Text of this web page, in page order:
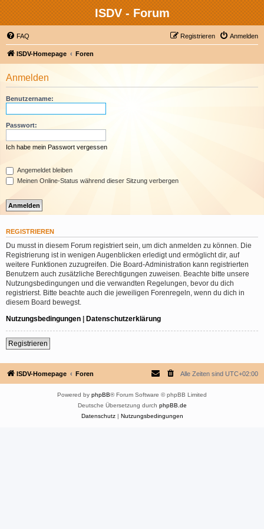
ISDV - Forum
FAQ Anmelden
Registrieren
ISDV-Homepage Foren
Anmelden
Benutzername:
Passwort:
Ich habe mein Passwort vergessen
Angemeldet bleiben
Meinen Online-Status während dieser Sitzung verbergen
REGISTRIEREN
Du musst in diesem Forum registriert sein, um dich anmelden zu können. Die
Registrierung ist in wenigen Augenblicken erledigt und ermöglicht dir, auf
weitere Funktionen zuzugreifen. Die Board-Administration kann registrierten
Benutzern auch zusätzliche Berechtigungen zuweisen. Beachte bitte unsere
Nutzungsbedingungen und die verwandten Regelungen, bevor du dich
registrierst. Bitte beachte auch die jeweiligen Forenregeln, wenn du dich in
diesem Board bewegst.
Nutzungsbedingungen | Datenschutzerklärung
Registrieren
ISDV-Homepage Foren Alle Zeiten sind UTC+02:00
Powered by phpBB® Forum Software © phpBB Limited
Deutsche Übersetzung durch phpBB.de
Datenschutz| Nutzungsbedingungen